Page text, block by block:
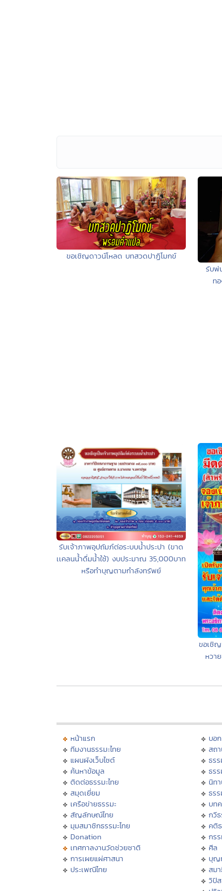
ขอเชิญดาวน์โหลด บทสวดปาฏิโมกข์
รับพ่
ท
รับเจ้าภาพอุปถัมภ์ต่อระบบน้ำประปา (ขาด
เเคลนน้ำดื่มน้ำใช้) งบประมาณ 35,000บาท
หรือทำบุญตามกำลังทรัพย์
ขอเชิ
หวา
หน้าแรก
ทีมงานธรรมะไทย
แผนผังเว็บไซต์
ค้นหาข้อมูล
ติดต่อธรรมะไทย
สมุดเยี่ยม
เครือข่ายธรรมะ
สัญลักษณ์ไทย
มุมสมาชิกธรรมะไทย
Donation
เทศกาลงานวัดช่วยชาติ
การเผยแผ่ศาสนา
ประเพณีไทย
บอ
สถ
ธร
ธร
นิท
ธร
บท
กวี
คติ
กร
ศีล
บุญ
สม
วิปั